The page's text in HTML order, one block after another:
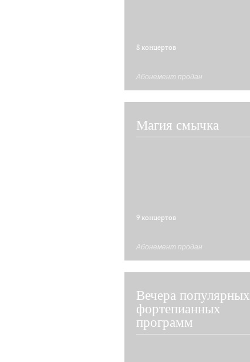
8 концертов
Абонемент продан
Магия смычка
9 концертов
Абонемент продан
Вечера популярных
фортепианных
программ